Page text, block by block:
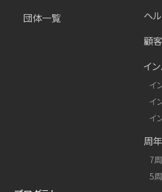
団体一覧
ヘ
顧
イ
イ
イ
イ
周
7
5